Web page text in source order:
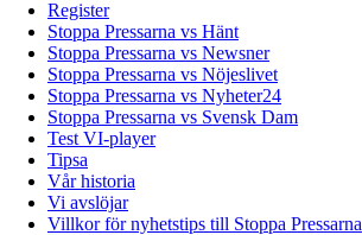
Register
Stoppa Pressarna vs Hänt
Stoppa Pressarna vs Newsner
Stoppa Pressarna vs Nöjeslivet
Stoppa Pressarna vs Nyheter24
Stoppa Pressarna vs Svensk Dam
Test VI-player
Tipsa
Vår historia
Vi avslöjar
Villkor för nyhetstips till Stoppa Pressarna